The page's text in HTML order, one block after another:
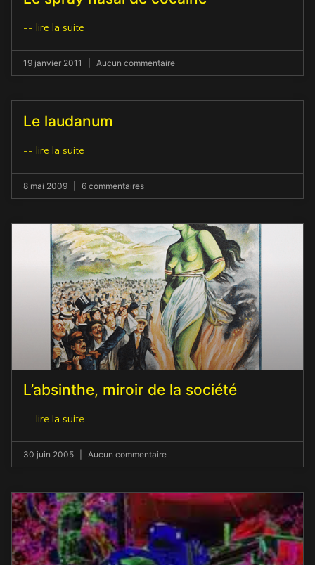
-- lire la suite
19 janvier 2011 Aucun commentaire
Le laudanum
-- lire la suite
8 mai 2009 6 commentaires
L’absinthe, miroir de la société
-- lire la suite
30 juin 2005 Aucun commentaire